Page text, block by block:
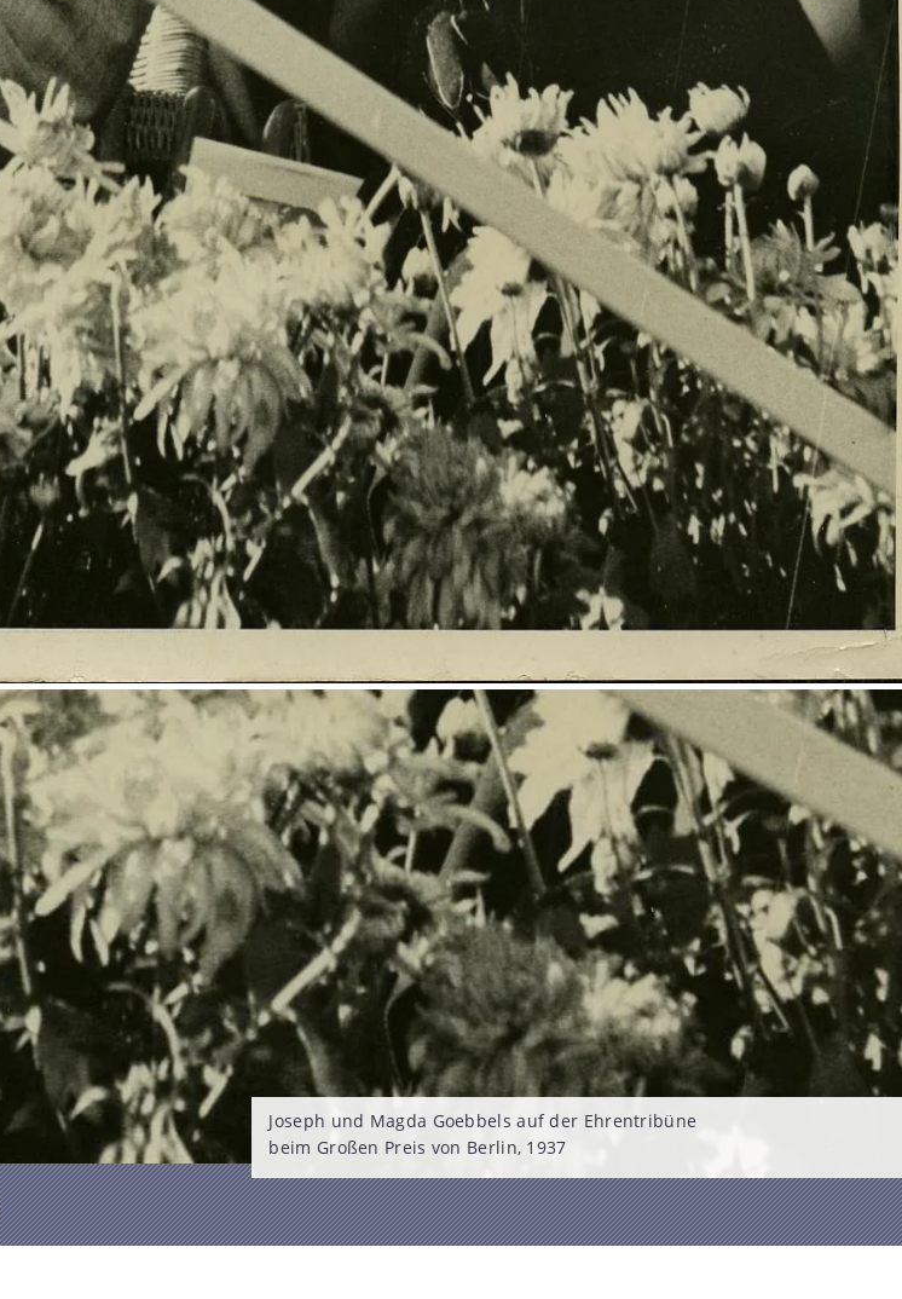
Joseph und Magda Goebbels auf der Ehrentribüne
beim Großen Preis von Berlin, 1937